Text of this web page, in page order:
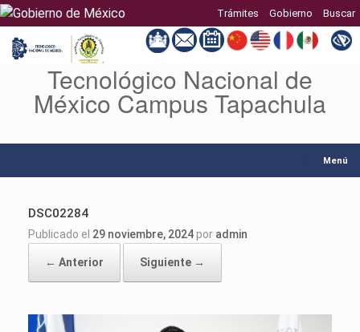
Trámites Gobierno Buscar
contenido
Tecnológico Nacional de
México Campus Tapachula
Menú
DSC02284
Publicado el 29 noviembre, 2024por admin
← Anterior Siguiente →